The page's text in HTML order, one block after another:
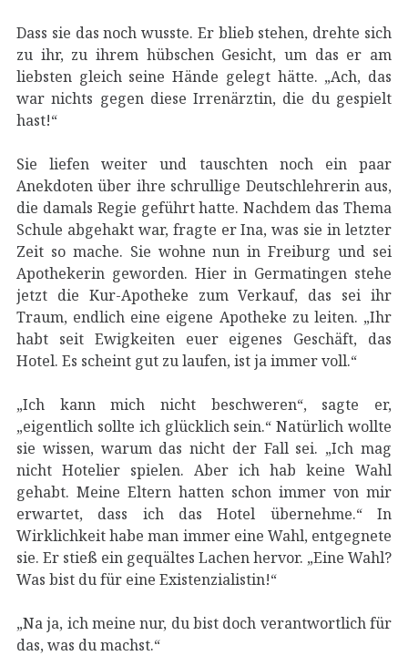
Dass sie das noch wusste. Er blieb stehen, drehte sich
zu ihr, zu ihrem hübschen Gesicht, um das er am
liebsten gleich seine Hände gelegt hätte. „Ach, das
war nichts gegen diese Irrenärztin, die du gespielt
hast!“
Sie liefen weiter und tauschten noch ein paar
Anekdoten über ihre schrullige Deutschlehrerin aus,
die damals Regie geführt hatte. Nachdem das Thema
Schule abgehakt war, fragte er Ina, was sie in letzter
Zeit so mache. Sie wohne nun in Freiburg und sei
Apothekerin geworden. Hier in Germatingen stehe
jetzt die Kur-Apotheke zum Verkauf, das sei ihr
Traum, endlich eine eigene Apotheke zu leiten. „Ihr
habt seit Ewigkeiten euer eigenes Geschäft, das
Hotel. Es scheint gut zu laufen, ist ja immer voll.“
„Ich kann mich nicht beschweren“, sagte er,
„eigentlich sollte ich glücklich sein.“ Natürlich wollte
sie wissen, warum das nicht der Fall sei. „Ich mag
nicht Hotelier spielen. Aber ich hab keine Wahl
gehabt. Meine Eltern hatten schon immer von mir
erwartet, dass ich das Hotel übernehme.“ In
Wirklichkeit habe man immer eine Wahl, entgegnete
sie. Er stieß ein gequältes Lachen hervor. „Eine Wahl?
Was bist du für eine Existenzialistin!“
„Na ja, ich meine nur, du bist doch verantwortlich für
das, was du machst.“